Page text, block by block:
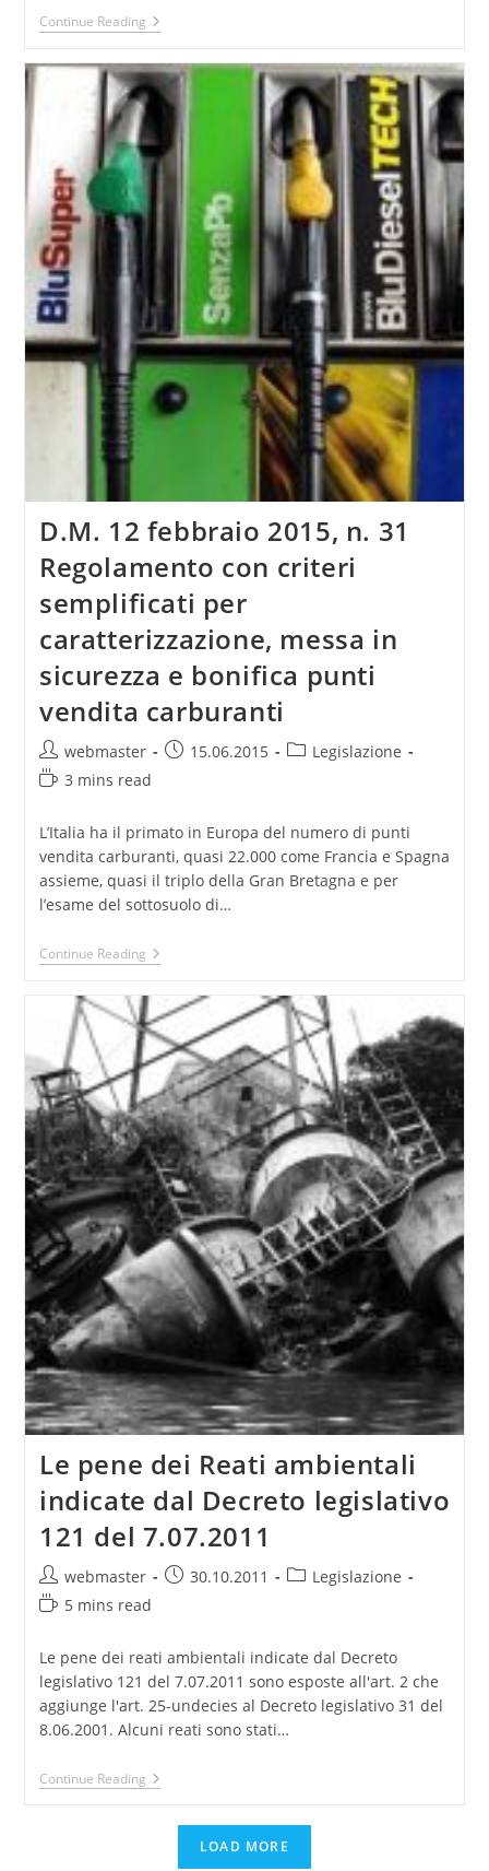
Continue ReadingAcqua
Legalmente
Che
Avvelena
D.M. 12 febbraio 2015, n. 31
Regolamento con criteri
semplificati per
caratterizzazione, messa in
sicurezza e bonifica punti
vendita carburanti
Post
author:
webmaster
Post15.06.2015
PostLegislazione
Reading
3 mins read
L’Italia ha il primato in Europa del numero di punti
vendita carburanti, quasi 22.000 come Francia e Spagna
assieme, quasi il triplo della Gran Bretagna e per
l’esame del sottosuolo di…
Continue ReadingD.M.
12
2015,
N.
31
Regolamento
Con
Criteri
Semplificati
Per
Caratterizzazione,
Messa
In
Sicurezza
E
Bonifica
Punti
Vendita
Carburanti
Le pene dei Reati ambientali
indicate dal Decreto legislativo
121 del 7.07.2011
Post
author:
webmaster
Post30.10.2011
PostLegislazione
Reading
5 mins read
Le pene dei reati ambientali indicate dal Decreto
legislativo 121 del 7.07.2011 sono esposte all'art. 2 che
aggiunge l'art. 25-undecies al Decreto legislativo 31 del
8.06.2001. Alcuni reati sono stati…
Continue ReadingLe
Pene
Reati
Ambientali
Indicate
LOAD MORE